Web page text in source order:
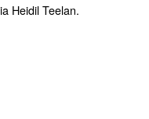
Heidil Teelan.